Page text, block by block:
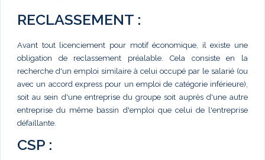
RECLASSEMENT :
Avant tout licenciement pour motif économique, il existe une
obligation de reclassement préalable. Cela consiste en la
recherche d'un emploi similaire à celui occupé par le salarié (ou
avec un accord express pour un emploi de catégorie inférieure),
soit au sein d'une entreprise du groupe soit auprès d'une autre
entreprise du même bassin d'emploi que celui de l'entreprise
défaillante.
CSP :